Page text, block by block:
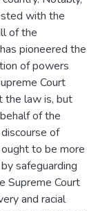
with the
of the
pioneered the
of powers
Court
the law is, but
of the
of
to be more
safeguarding
Supreme Court
and racial